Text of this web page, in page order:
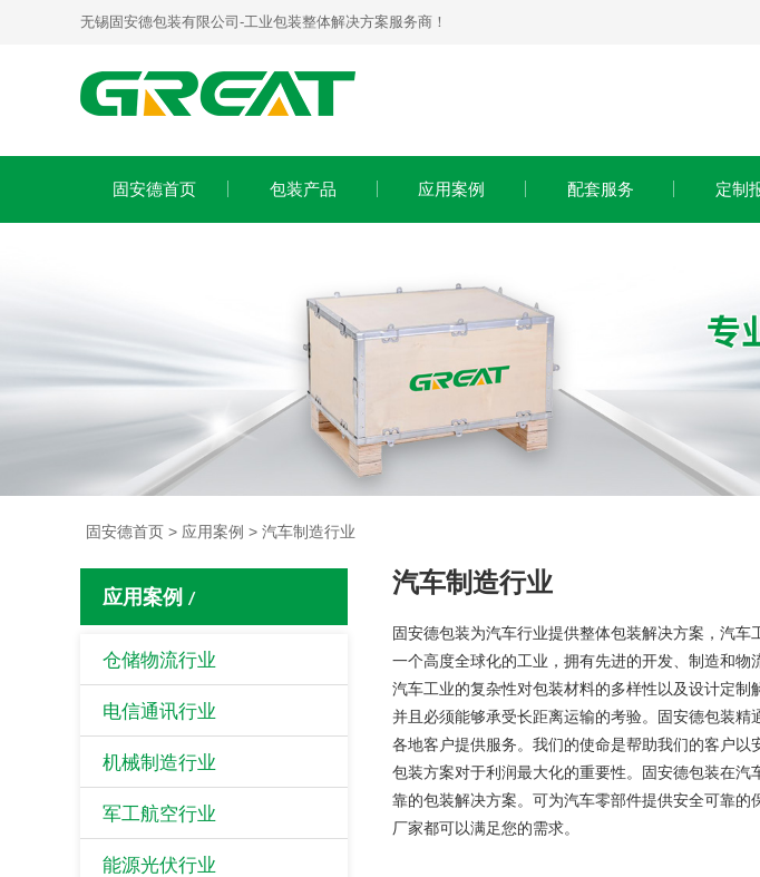
无锡固安德包装有限公司-工业包装整体解决方案服务商！
固安德首页 包装产品 应用案例 配套服务 定制
固安德首页 > 应用案例 > 汽车制造行业
应用案例 /
仓储物流行业
电信通讯行业
机械制造行业
军工航空行业
能源光伏行业
汽车制造行业
固安德包装为汽车行业提供整体包装解决方案，汽
一个高度全球化的工业，拥有先进的开发、制造和物
汽车工业的复杂性对包装材料的多样性以及设计定
并且必须能够承受长距离运输的考验。固安德包装
各地客户提供服务。我们的使命是帮助我们的客户以
包装方案对于利润最大化的重要性。固安德包装在
靠的包装解决方案。可为汽车零部件提供安全可靠
厂家都可以满足您的需求。